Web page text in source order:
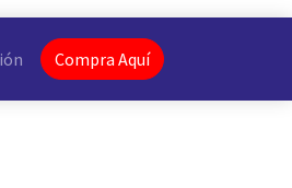
Compra Aquí